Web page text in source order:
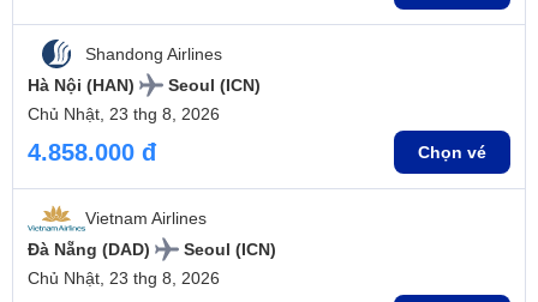
Shandong Airlines
Hà Nội (HAN)
Seoul (ICN)
Chủ Nhật, 23 thg 8, 2026
4.858.000 đ Chọn vé
Vietnam Airlines
Đà Nẵng (DAD)
Seoul (ICN)
Chủ Nhật, 23 thg 8, 2026